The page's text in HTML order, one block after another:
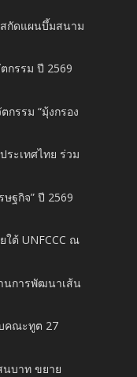
สกัดแผนบึ้มสนาม
กรรม ปี 2569
กรรม “มุ้งกรอง
ะเทศไทย ร่วม
ฐกิจ” ปี 2569
ใต้ UNFCCC ณ
นการพัฒนาเส้น
คณะทูต 27
นบาท ขยาย